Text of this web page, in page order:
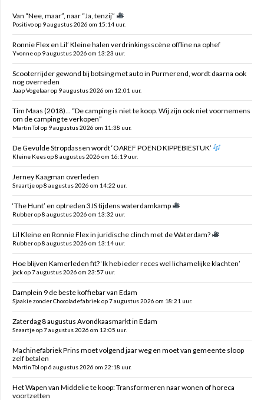
Van “Nee, maar”, naar “Ja, tenzij”
Positivo op 9 augustus 2026 om 15:14 uur.
Ronnie Flex en Lil’ Kleine halen verdrinkingsscène offline na ophef
Yvonne op 9 augustus 2026 om 13:23 uur.
Scooterrijder gewond bij botsing met auto in Purmerend, wordt daarna ook
nog overreden
Jaap Vogelaar op 9 augustus 2026 om 12:01 uur.
Tim Maas (2018)… “De camping is niet te koop. Wij zijn ook niet voornemens
om de camping te verkopen”
Martin Tol op 9 augustus 2026 om 11:38 uur.
De Gevulde Stropdassen wordt ‘OAREF POEND KIPPEBIESTUK’
Kleine Kees op 8 augustus 2026 om 16:19 uur.
Jerney Kaagman overleden
Snaartje op 8 augustus 2026 om 14:22 uur.
‘The Hunt’ en optreden 3JS tijdens waterdamkamp
Rubber op 8 augustus 2026 om 13:32 uur.
Lil Kleine en Ronnie Flex in juridische clinch met de Waterdam?
Rubber op 8 augustus 2026 om 13:14 uur.
Hoe blijven Kamerleden fit? ‘Ik heb ieder reces wel lichamelijke klachten’
jack op 7 augustus 2026 om 23:57 uur.
Damplein 9 de beste koffiebar van Edam
Sjaakie zonder Chocoladefabriek op 7 augustus 2026 om 18:21 uur.
Zaterdag 8 augustus Avondkaasmarkt in Edam
Snaartje op 7 augustus 2026 om 12:05 uur.
Machinefabriek Prins moet volgend jaar weg en moet van gemeente sloop
zelf betalen
Martin Tol op 6 augustus 2026 om 22:18 uur.
Het Wapen van Middelie te koop: Transformeren naar wonen of horeca
voortzetten